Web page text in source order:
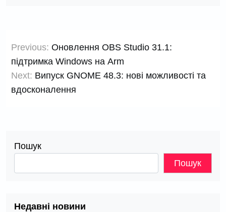
записів
Previous: Оновлення OBS Studio 31.1:
підтримка Windows на Arm
Next: Випуск GNOME 48.3: нові можливості та
вдосконалення
Пошук
Пошук
Недавні новини